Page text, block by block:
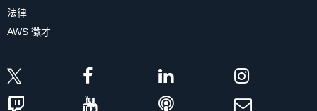
法律
AWS 徵才